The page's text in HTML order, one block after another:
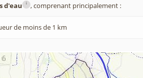
d'eau i , comprenant principalement :
de moins de 1 km